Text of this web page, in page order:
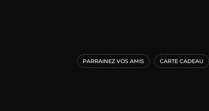
PARRAINEZ VOS AMIS CARTE CADEAU